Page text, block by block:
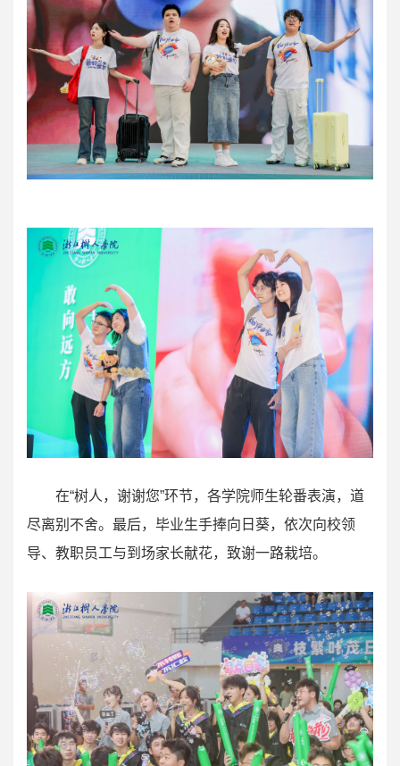
在“树人，谢谢您”环节，各学院师生轮番表演，道
尽离别不舍。最后，毕业生手捧向日葵，依次向校领
导、教职员工与到场家长献花，致谢一路栽培。